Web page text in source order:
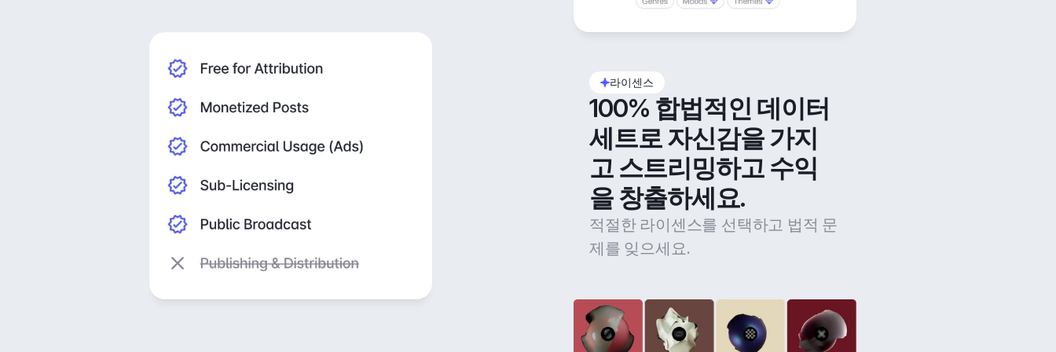
라이센스
100% 합법적인 데이터
세트로 자신감을 가지
고 스트리밍하고 수익
을 창출하세요.
적절한 라이센스를 선택하고 법적 문
제를 잊으세요.